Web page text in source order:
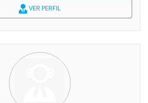
VER PERFIL